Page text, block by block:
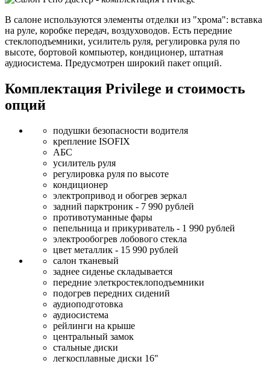
В салоне используются элементы отделки из "хрома": вставка
на руле, коробке передач, воздуховодов. Есть передние
стеклоподъемники, усилитель руля, регулировка руля по
высоте, бортовой компьютер, кондиционер, штатная
аудиосистема. Предусмотрен широкий пакет опций.
Комплектация Privilege и стоимость
опций
подушки безопасности водителя
крепление ISOFIX
АБС
усилитель руля
регулировка руля по высоте
кондиционер
электропривод и обогрев зеркал
задний парктроник - 7 990 рублей
противотуманные фары
пепельница и прикуриватель - 1 990 рублей
электрообогрев лобового стекла
цвет металлик - 15 990 рублей
салон тканевый
заднее сиденье складывается
передние элеткростеклоподъемники
подогрев передних сидений
аудиоподготовка
аудиосистема
рейлинги на крыше
центральный замок
стальные диски
легкосплавные диски 16"